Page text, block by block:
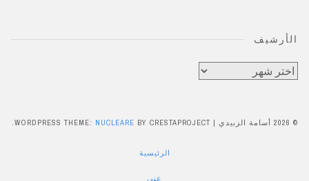
الأرشيف
الأرشيف
© 2026 أسامة الزبيدي |
WORDPRESS THEME: NUCLEARE BY CRESTAPROJECT.
الرئيسية
عني